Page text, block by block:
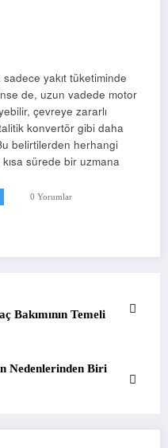
yakıt tüketiminde
de, uzun vadede motor
çevreye zararlı
konvertör gibi daha
belirtilerden herhangi
kısa sürede bir uzmana
0 Yorumlar
Bakımının Temeli
Nedenlerinden Biri